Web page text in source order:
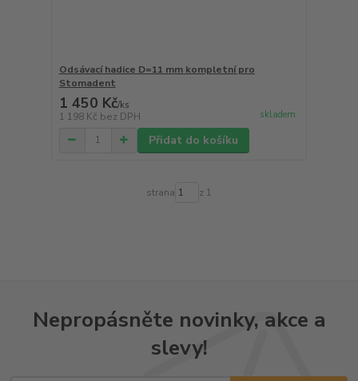
Odsávací hadice D=11 mm kompletní pro
Stomadent
1 450 Kč/ks
1 198 Kč bez DPH skladem
Přidat do košíku
strana z 1
Nepropásněte novinky, akce a
slevy!